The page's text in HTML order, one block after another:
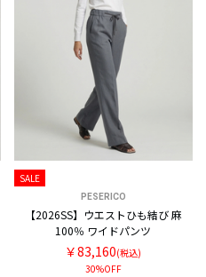
SALE
PESERICO
【2026SS】ウエストひも結び 麻
100％ ワイドパンツ
￥83,160(税込)
30%OFF